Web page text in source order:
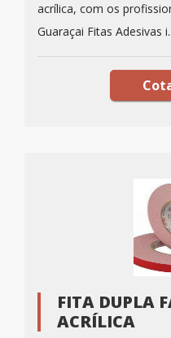
acrílica, com os
Guaraçai Fitas Adesivas
FITA DUPLA
ACRÍLICA